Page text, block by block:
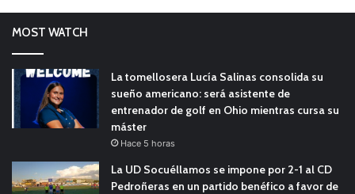
MOST WATCH
La tomellosera Lucía Salinas consolida su
sueño americano: será asistente de
entrenador de golf en Ohio mientras cursa su
máster
Hace 5 horas
La UD Socuéllamos se impone por 2-1 al CD
Pedroñeras en un partido benéfico a favor de